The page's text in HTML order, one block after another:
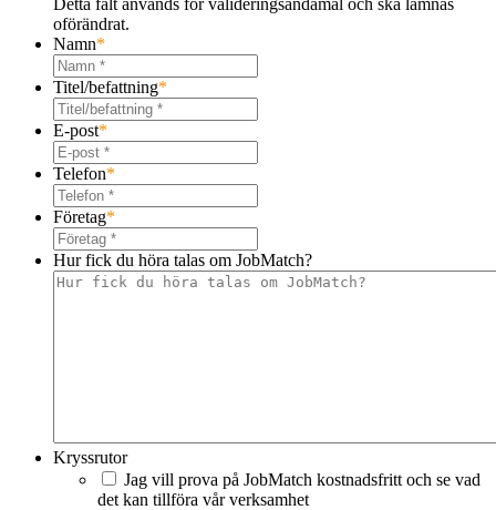
oförändrat.
Namn*
Titel/befattning*
E-post*
Telefon*
Företag*
Hur fick du höra talas om JobMatch?
Kryssrutor
Jag vill prova på JobMatch kostnadsfritt och se vad
det kan tillföra vår verksamhet